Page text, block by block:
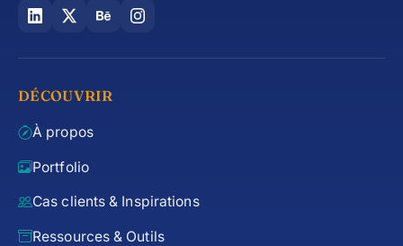
DÉCOUVRIR
À propos
Portfolio
Cas clients & Inspirations
Ressources & Outils